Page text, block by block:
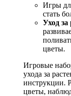
Игры
стать
Уход
цветы.
Игровые
ухода за
инструкции.
цветы,